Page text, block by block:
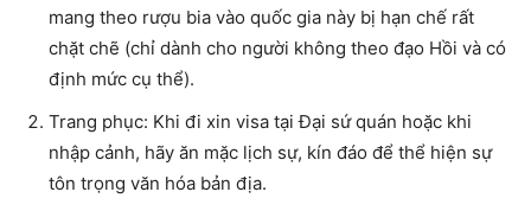
mang theo rượu bia vào quốc gia này bị hạn chế rất
chặt chẽ (chỉ dành cho người không theo đạo Hồi và có
định mức cụ thể).
Trang phục: Khi đi xin visa tại Đại sứ quán hoặc khi
nhập cảnh, hãy ăn mặc lịch sự, kín đáo để thể hiện sự
tôn trọng văn hóa bản địa.